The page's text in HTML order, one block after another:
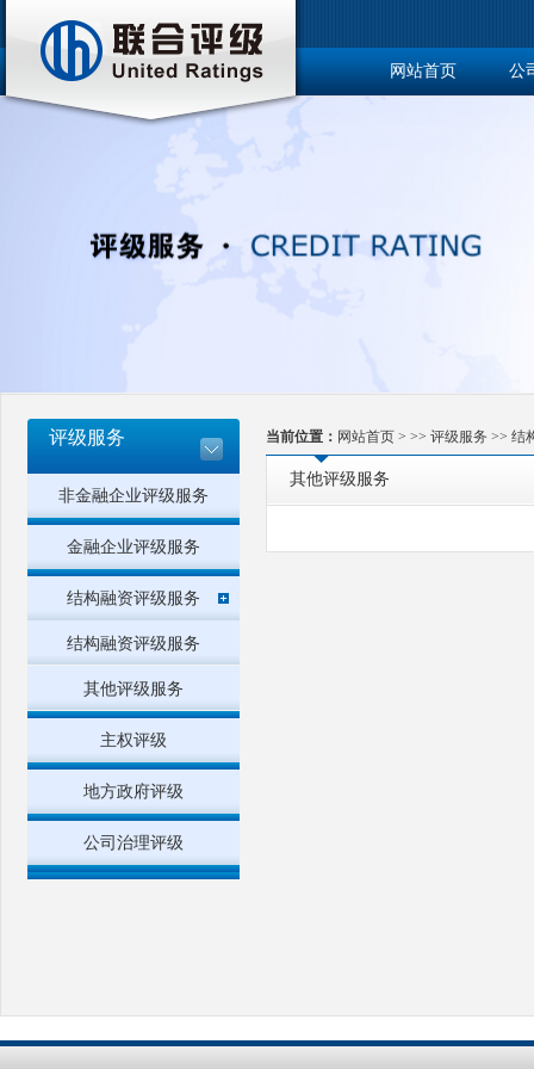
网站首页 公
评级服务
非金融企业评级服务
金融企业评级服务
结构融资评级服务
结构融资评级服务
其他评级服务
主权评级
地方政府评级
公司治理评级
当前位置： 网站首页 > >> 评级服务 >> 结
其他评级服务